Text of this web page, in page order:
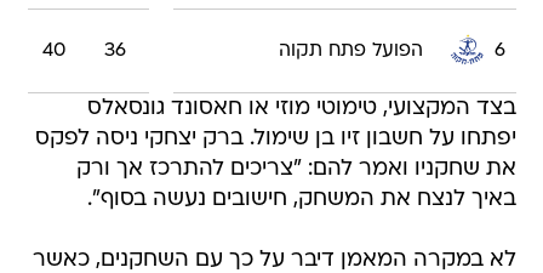
6 הפועל פתח תקוה 36
40
בצד המקצועי, טימוטי מוזי או חאסונד גונסאלס
יפתחו על חשבון זיו בן שימול. ברק יצחקי ניסה לפקס
את שחקניו ואמר להם: "צריכים להתרכז אך ורק
באיך לנצח את המשחק, חישובים נעשה בסוף".
לא במקרה המאמן דיבר על כך עם השחקנים, כאשר